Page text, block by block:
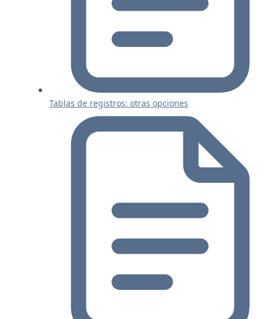
Tablas de registros: otras opciones